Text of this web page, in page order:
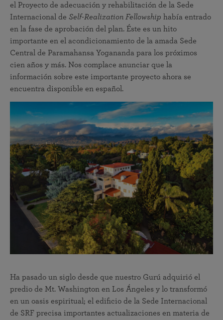
el Proyecto de adecuación y rehabilitación de la Sede
Internacional de Self-Realization Fellowship había entrado
en la fase de aprobación del plan. Éste es un hito
importante en el acondicionamiento de la amada Sede
Central de Paramahansa Yogananda para los próximos
cien años y más. Nos complace anunciar que la
información sobre este importante proyecto ahora se
encuentra disponible en español.
Ha pasado un siglo desde que nuestro Gurú adquirió el
predio de Mt. Washington en Los Ángeles y lo transformó
en un oasis espiritual; el edificio de la Sede Internacional
de SRF precisa importantes actualizaciones en materia de